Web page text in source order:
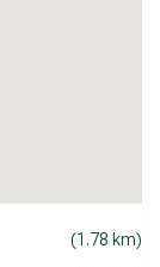
(1.78 km)